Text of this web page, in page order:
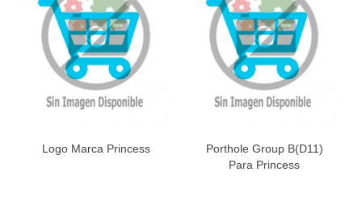
Logo Marca Princess
Porthole Group B(D11)
Para Princess